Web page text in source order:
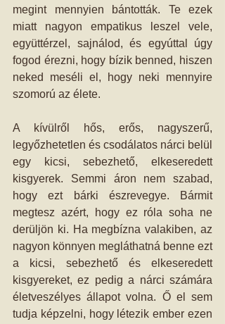
megint mennyien bántották. Te ezek
miatt nagyon empatikus leszel vele,
együttérzel, sajnálod, és egyúttal úgy
fogod érezni, hogy bízik benned, hiszen
neked meséli el, hogy neki mennyire
szomorú az élete.
A kívülről hős, erős, nagyszerű,
legyőzhetetlen és csodálatos nárci belül
egy kicsi, sebezhető, elkeseredett
kisgyerek. Semmi áron nem szabad,
hogy ezt bárki észrevegye. Bármit
megtesz azért, hogy ez róla soha ne
derüljön ki. Ha megbízna valakiben, az
nagyon könnyen megláthatná benne ezt
a kicsi, sebezhető és elkeseredett
kisgyereket, ez pedig a nárci számára
életveszélyes állapot volna. Ő el sem
tudja képzelni, hogy létezik ember ezen